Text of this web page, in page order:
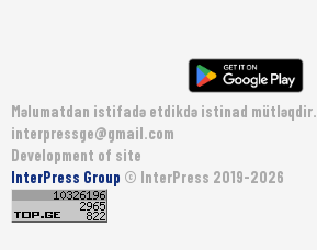
Məlumatdan istifadə etdikdə istinad mütləqdir.
interpressge@gmail.com
Development of site
InterPress Group © InterPress 2019-2026